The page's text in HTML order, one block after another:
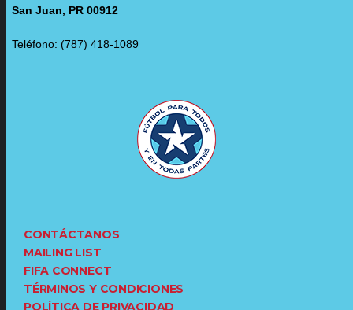
San Juan, PR 00912
Teléfono: (787) 418-1089
CONTÁCTANOS
MAILING LIST
FIFA CONNECT
TÉRMINOS Y CONDICIONES
POLÍTICA DE PRIVACIDAD